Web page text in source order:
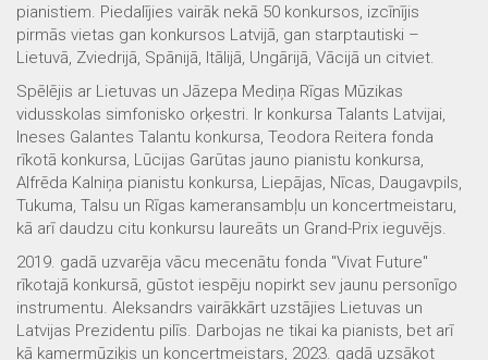
pianistiem. Piedalījies vairāk nekā 50 konkursos, izcīnījis
pirmās vietas gan konkursos Latvijā, gan starptautiski –
Lietuvā, Zviedrijā, Spānijā, Itālijā, Ungārijā, Vācijā un citviet.
Spēlējis ar Lietuvas un Jāzepa Mediņa Rīgas Mūzikas
vidusskolas simfonisko orķestri. Ir konkursa Talants Latvijai,
Ineses Galantes Talantu konkursa, Teodora Reitera fonda
rīkotā konkursa, Lūcijas Garūtas jauno pianistu konkursa,
Alfrēda Kalniņa pianistu konkursa, Liepājas, Nīcas, Daugavpils,
Tukuma, Talsu un Rīgas kameransambļu un koncertmeistaru,
kā arī daudzu citu konkursu laureāts un Grand-Prix ieguvējs.
2019. gadā uzvarēja vācu mecenātu fonda "Vivat Future"
rīkotajā konkursā, gūstot iespēju nopirkt sev jaunu personīgo
instrumentu. Aleksandrs vairākkārt uzstājies Lietuvas un
Latvijas Prezidentu pilīs. Darbojas ne tikai ka pianists, bet arī
kā kamermūziķis un koncertmeistars, 2023. gadā uzsākot